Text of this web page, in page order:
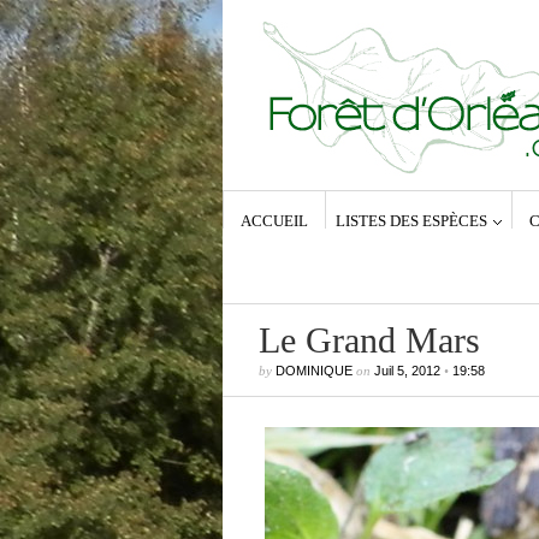
Commentaires récents
1761) – La Coquette
Anne-Lyse MESSAGER
dans
pyrina (Linné, 1761) – La Coquette
Dominiquedans Zeuzera pyrina
1761) – La Coquette
ACCUEIL LISTES DES ESPÈCES
Le Grand Mars
by DOMINIQUEon Juil 5, 2012• 19:58